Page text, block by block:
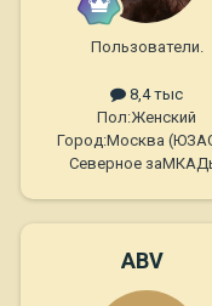
Пользователи.
8,4 тыс
Пол:Женский
Город:Москва
Северное
ABV